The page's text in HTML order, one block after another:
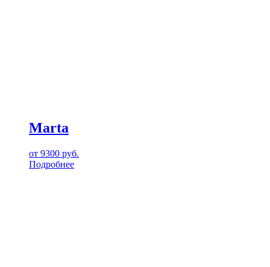
Marta
от 9300 руб.
Подробнее